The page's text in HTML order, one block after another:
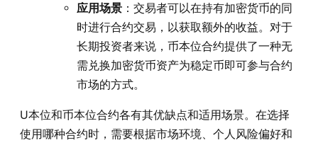
应用场景 ：交易者可以在持有加密货币的同
时进行合约交易，以获取额外的收益。对于
长期投资者来说，币本位合约提供了一种无
需兑换加密货币资产为稳定币即可参与合约
市场的方式。
U本位和币本位合约各有其优缺点和适用场景。在选择
使用哪种合约时，需要根据市场环境、个人风险偏好和